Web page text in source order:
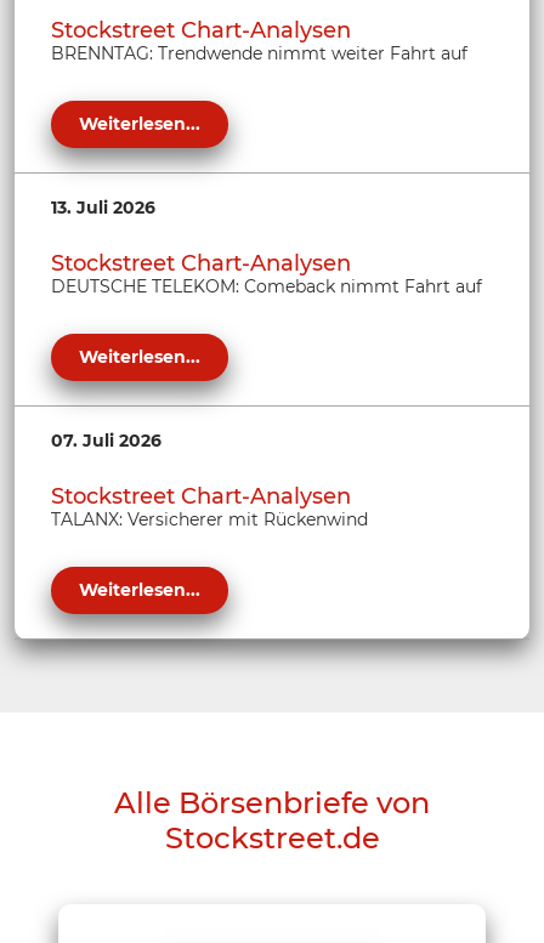
Stockstreet Chart-Analysen
BRENNTAG: Trendwende nimmt weiter Fahrt auf
Weiterlesen...
13. Juli 2026
Stockstreet Chart-Analysen
DEUTSCHE TELEKOM: Comeback nimmt Fahrt auf
Weiterlesen...
07. Juli 2026
Stockstreet Chart-Analysen
TALANX: Versicherer mit Rückenwind
Weiterlesen...
Alle Börsenbriefe von
Stockstreet.de